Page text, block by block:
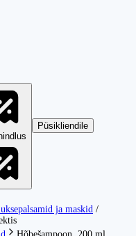
Püsikliendile
ja maskid /